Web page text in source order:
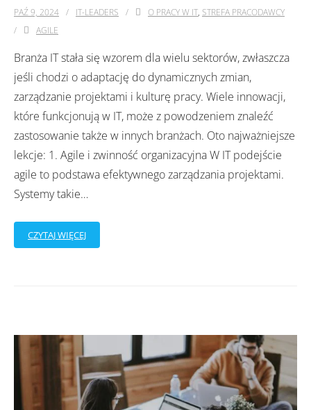
PAŹ 9, 2024 IT-LEADERS O PRACY W IT, STREFA PRACODAWCY
AGILE
Branża IT stała się wzorem dla wielu sektorów, zwłaszcza
jeśli chodzi o adaptację do dynamicznych zmian,
zarządzanie projektami i kulturę pracy. Wiele innowacji,
które funkcjonują w IT, może z powodzeniem znaleźć
zastosowanie także w innych branżach. Oto najważniejsze
lekcje: 1. Agile i zwinność organizacyjna W IT podejście
agile to podstawa efektywnego zarządzania projektami.
Systemy takie…
CZYTAJ WIĘCEJ